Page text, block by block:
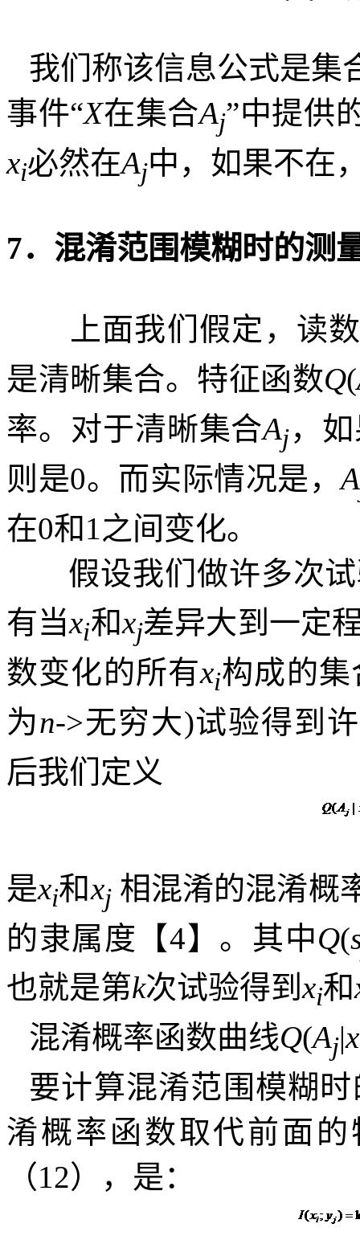
我们称该信息公式是集
事件“X在集合Aj”中提供
xi必然在Aj中，如果不在
7．混淆范围模糊时的测
上面我们假定，读
是清晰集合。特征函数Q(
率。对于清晰集合Aj，
则是0。而实际情况是，A
在0和 1 之间变化。
假设我们做许多次
有当xi和xj差异大到一定
数变化的所有xi构成的
为n->无穷大)试验得到
后我们定义
是xi和xj 相混淆的混淆概
的隶属度【4】。其中Q(
也就是第k次试验得到xi和
混淆概率函数曲线Q(Aj|x
要计算混淆范围模糊
淆概率函数取代前面
（12），是：